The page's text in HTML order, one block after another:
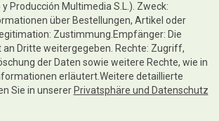
Producción Multimedia S.L.). Zweck:
über Bestellungen, Artikel oder
Zustimmung.Empfänger: Die
an Dritte weitergegeben. Rechte: Zugriff,
der Daten sowie weitere Rechte, wie in
erläutert.Weitere detaillierte
Sie in unserer Privatsphäre und Datenschutz